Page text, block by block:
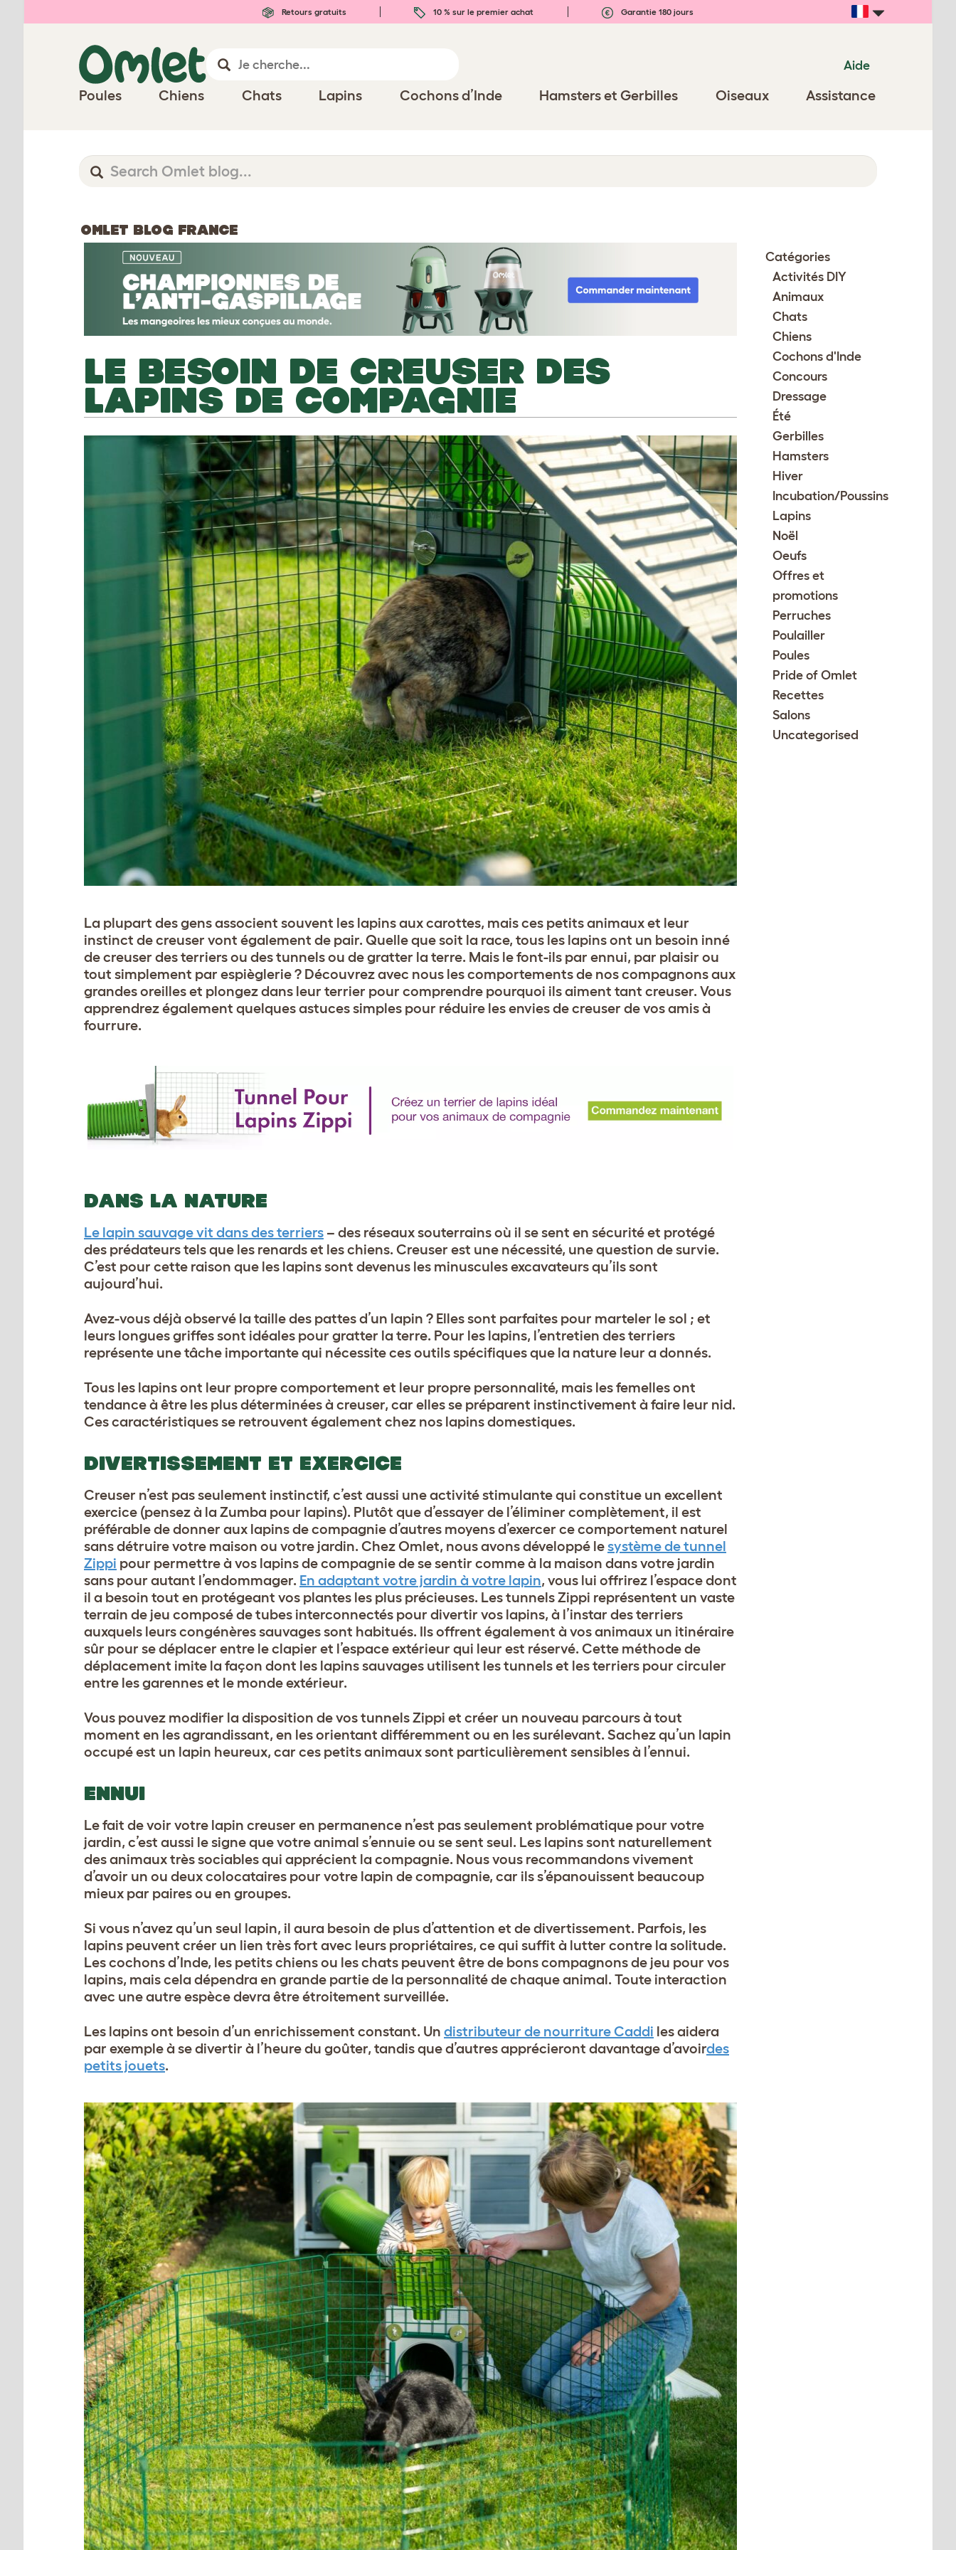
Retours gratuits 10 % sur le premier achat Garantie 180 jours
Aide
Poules Chiens Chats Lapins Cochons d’Inde Hamsters et Gerbilles Oiseaux Assistance
OMLET BLOG FRANCE
LE BESOIN DE CREUSER DES
LAPINS DE COMPAGNIE
La plupart des gens associent souvent les lapins aux carottes, mais ces petits animaux et leur
instinct de creuser vont également de pair. Quelle que soit la race, tous les lapins ont un besoin inné
de creuser des terriers ou des tunnels ou de gratter la terre. Mais le font-ils par ennui, par plaisir ou
tout simplement par espièglerie ? Découvrez avec nous les comportements de nos compagnons aux
grandes oreilles et plongez dans leur terrier pour comprendre pourquoi ils aiment tant creuser. Vous
apprendrez également quelques astuces simples pour réduire les envies de creuser de vos amis à
fourrure.
DANS LA NATURE
Le lapin sauvage vit dans des terriers – des réseaux souterrains où il se sent en sécurité et protégé
des prédateurs tels que les renards et les chiens. Creuser est une nécessité, une question de survie.
C’est pour cette raison que les lapins sont devenus les minuscules excavateurs qu’ils sont
aujourd’hui.
Avez-vous déjà observé la taille des pattes d’un lapin ? Elles sont parfaites pour marteler le sol ; et
leurs longues griffes sont idéales pour gratter la terre. Pour les lapins, l’entretien des terriers
représente une tâche importante qui nécessite ces outils spécifiques que la nature leur a donnés.
Tous les lapins ont leur propre comportement et leur propre personnalité, mais les femelles ont
tendance à être les plus déterminées à creuser, car elles se préparent instinctivement à faire leur nid.
Ces caractéristiques se retrouvent également chez nos lapins domestiques.
DIVERTISSEMENT ET EXERCICE
Creuser n’est pas seulement instinctif, c’est aussi une activité stimulante qui constitue un excellent
exercice (pensez à la Zumba pour lapins). Plutôt que d’essayer de l’éliminer complètement, il est
préférable de donner aux lapins de compagnie d’autres moyens d’exercer ce comportement naturel
sans détruire votre maison ou votre jardin. Chez Omlet, nous avons développé lesystème de tunnel
Zippi pour permettre à vos lapins de compagnie de se sentir comme à la maison dans votre jardin
sans pour autant l’endommager. En adaptant votre jardin à votre lapin, vous lui offrirez l’espace dont
il a besoin tout en protégeant vos plantes les plus précieuses. Les tunnels Zippi représentent un vaste
terrain de jeu composé de tubes interconnectés pour divertir vos lapins, à l’instar des terriers
auxquels leurs congénères sauvages sont habitués. Ils offrent également à vos animaux un itinéraire
sûr pour se déplacer entre le clapier et l’espace extérieur qui leur est réservé. Cette méthode de
déplacement imite la façon dont les lapins sauvages utilisent les tunnels et les terriers pour circuler
entre les garennes et le monde extérieur.
Vous pouvez modifier la disposition de vos tunnels Zippi et créer un nouveau parcours à tout
moment en les agrandissant, en les orientant différemment ou en les surélevant. Sachez qu’un lapin
occupé est un lapin heureux, car ces petits animaux sont particulièrement sensibles à l’ennui.
ENNUI
Le fait de voir votre lapin creuser en permanence n’est pas seulement problématique pour votre
jardin, c’est aussi le signe que votre animal s’ennuie ou se sent seul. Les lapins sont naturellement
des animaux très sociables qui apprécient la compagnie. Nous vous recommandons vivement
d’avoir un ou deux colocataires pour votre lapin de compagnie, car ils s’épanouissent beaucoup
mieux par paires ou en groupes.
Si vous n’avez qu’un seul lapin, il aura besoin de plus d’attention et de divertissement. Parfois, les
lapins peuvent créer un lien très fort avec leurs propriétaires, ce qui suffit à lutter contre la solitude.
Les cochons d’Inde, les petits chiens ou les chats peuvent être de bons compagnons de jeu pour vos
lapins, mais cela dépendra en grande partie de la personnalité de chaque animal. Toute interaction
avec une autre espèce devra être étroitement surveillée.
Les lapins ont besoin d’un enrichissement constant. Un distributeur de nourriture Caddi les aidera
par exemple à se divertir à l’heure du goûter, tandis que d’autres apprécieront davantage d’avoirdes
petits jouets.
Catégories
Activités DIY
Animaux
Chats
Chiens
Cochons d'Inde
Concours
Dressage
Été
Gerbilles
Hamsters
Hiver
Incubation/Poussins
Lapins
Noël
Oeufs
Offres et
promotions
Perruches
Poulailler
Poules
Pride of Omlet
Recettes
Salons
Uncategorised